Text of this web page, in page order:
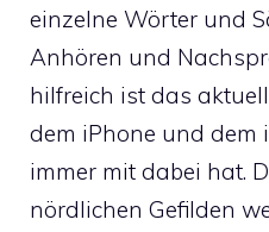
einzelne Wörter und
Anhören und
hilfreich ist das
dem iPhone und dem
immer mit dabei hat.
nördlichen Gefilden